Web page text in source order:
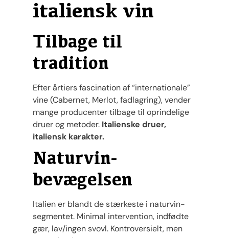
italiensk vin
Tilbage til
tradition
Efter årtiers fascination af “internationale”
vine (Cabernet, Merlot, fadlagring), vender
mange producenter tilbage til oprindelige
druer og metoder. Italienske druer,
italiensk karakter.
Naturvin-
bevægelsen
Italien er blandt de stærkeste i naturvin-
segmentet. Minimal intervention, indfødte
gær, lav/ingen svovl. Kontroversielt, men